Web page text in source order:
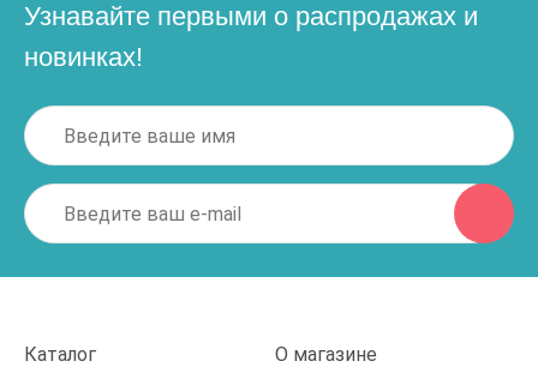
Узнавайте первыми о распродажах и
новинках!
Каталог О магазине